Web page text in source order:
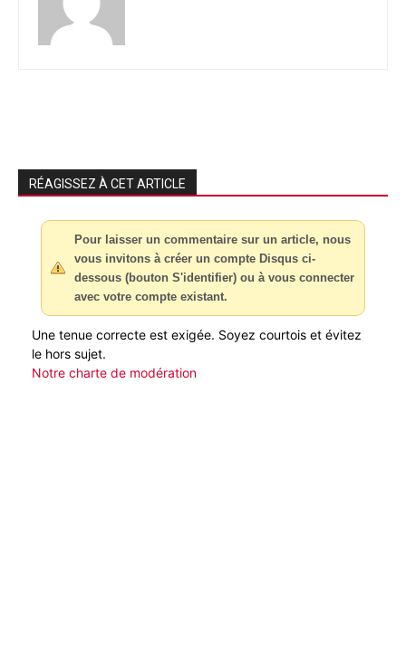
RÉAGISSEZ À CET ARTICLE
Pour laisser un commentaire sur un article, nous
vous invitons à créer un compte Disqus ci-
dessous (bouton S'identifier) ou à vous connecter
avec votre compte existant.
Une tenue correcte est exigée. Soyez courtois et évitez
le hors sujet.
Notre charte de modération